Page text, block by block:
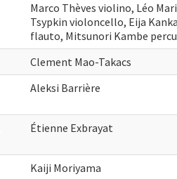
Marco Thèves violino, Léo
Tsypkin violoncello, Eija
flauto, Mitsunori Kambe
Clement Mao-Takacs
Aleksi Barrière
Étienne Exbrayat
Kaiji Moriyama